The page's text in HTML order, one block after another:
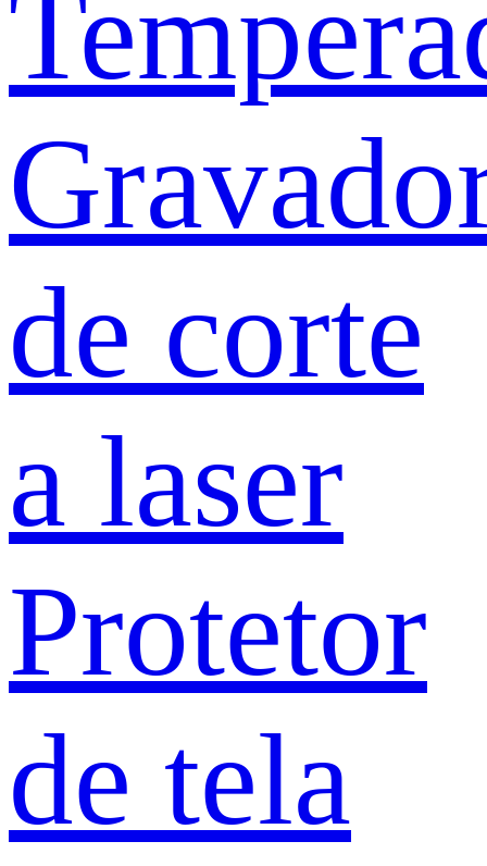
de corte
a laser
Protetor
de tela